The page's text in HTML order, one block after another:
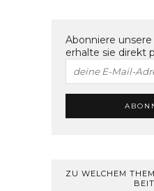
Abonniere
erhalte sie direkt
ZU WELCHEM